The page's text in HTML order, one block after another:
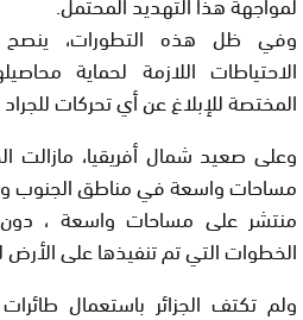
وفي ظل هذه التطورات، ينصح
الاحتياطات اللازمة لحماية
المختصة للإبلاغ عن أي تحركات
وعلى صعيد شمال أفريقيا، مازالت
مساحات واسعة في مناطق الجنوب
منتشر على مساحات واسعة ،
الخطوات التي تم تنفيذها على
ولم تكتف الجزائر باستعمال